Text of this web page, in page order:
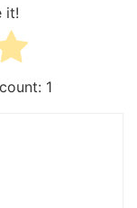
it!
1